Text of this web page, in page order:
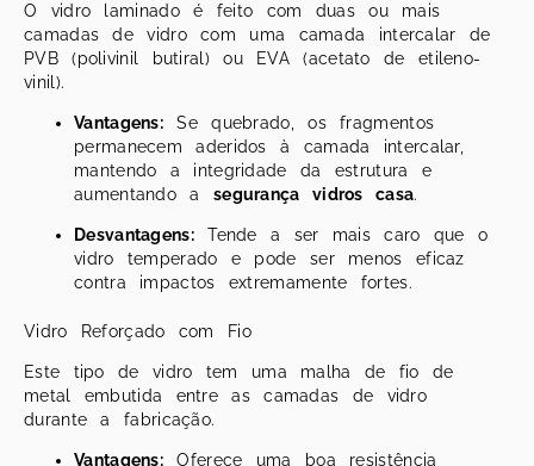
O vidro laminado é feito com duas ou mais
camadas de vidro com uma camada intercalar de
PVB (polivinil butiral) ou EVA (acetato de etileno-
vinil).
Vantagens: Se quebrado, os fragmentos
permanecem aderidos à camada intercalar,
mantendo a integridade da estrutura e
aumentando a segurança vidros casa.
Desvantagens:Tende a ser mais caro que o
vidro temperado e pode ser menos eficaz
contra impactos extremamente fortes.
Vidro Reforçado com Fio
Este tipo de vidro tem uma malha de fio de
metal embutida entre as camadas de vidro
durante a fabricação.
Vantagens: Oferece uma boa resistência